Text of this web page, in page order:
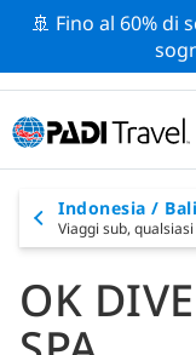
🚢 Fino al 60% di
Indonesia / Bali
Viaggi sub,
OK